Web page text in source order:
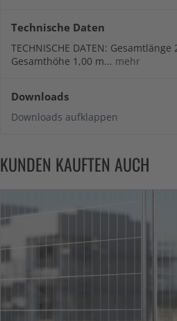
Technische Daten
TECHNISCHE DATEN:
Gesamthöhe 1,00 m... mehr
Downloads
Downloads aufklappen
KUNDEN KAUFTEN AUCH